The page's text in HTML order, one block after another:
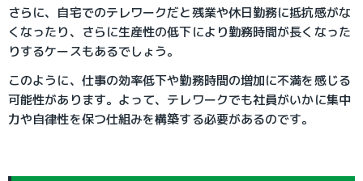
さらに、自宅でのテレワークだと残業や休日勤務に抵抗感がな
くなったり、さらに生産性の低下により勤務時間が長くなった
りするケースもあるでしょう。
このように、仕事の効率低下や勤務時間の増加に不満を感じる
可能性があります。よって、テレワークでも社員がいかに集中
力や自律性を保つ仕組みを構築する必要があるのです。